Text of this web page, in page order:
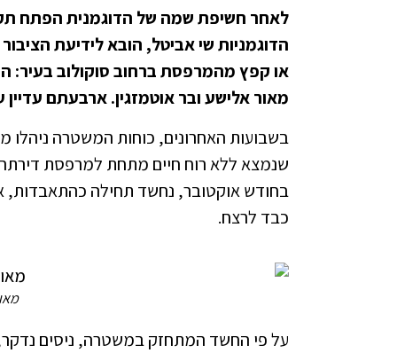
לאחר חשיפת שמה של הדוגמנית הפתח
הדוגמניות שי אביטל, הובא לידיעת
או קפץ מהמרפסת ברחוב סוקולוב בעיר:
מאור אלישע ובר אוטמזגין. ארבעתם
בשבועות האחרונים, כוחות המשטרה ניהלו
שנמצא ללא רוח חיים מתחת למרפסת
בחודש אוקטובר, נחשד תחילה כהתאבדות,
כבד לרצח.
על פי החשד המתחזק במשטרה, ניסים